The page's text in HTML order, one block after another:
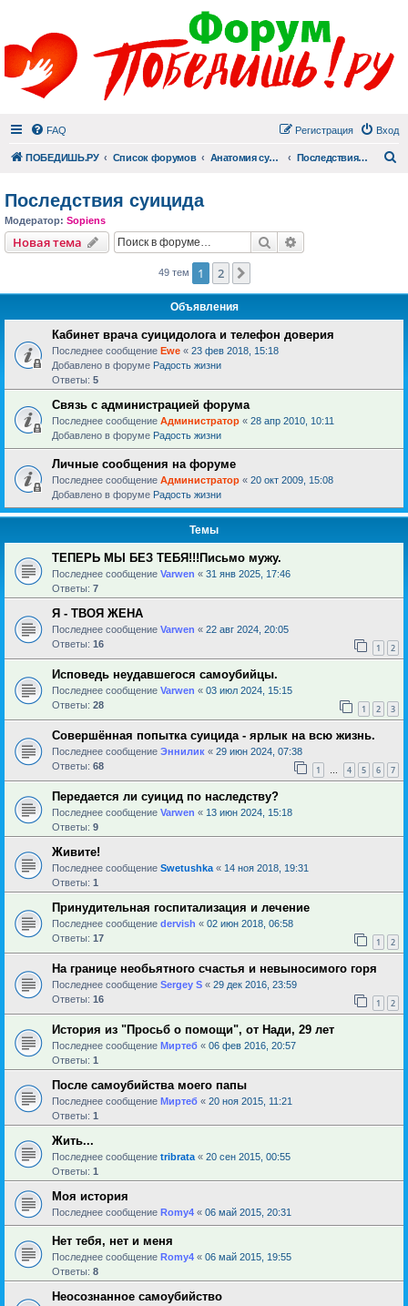
FAQ Вход
Регистрация
ПОБЕДИШЬ.РУ Список форумов Анатомия суицида Последствия суицида
Последствия суицида
Модератор: Sopiens
Новая тема Поиск
49 тем 1 2
Объявления
Кабинет врача суицидолога и телефон доверия
Последнее сообщение Ewe « 23 фев 2018, 15:18
Добавлено в форуме Радость жизни
Ответы: 5
Связь с администрацией форума
Последнее сообщение Администратор « 28 апр 2010, 10:11
Добавлено в форуме Радость жизни
Личные сообщения на форуме
Последнее сообщение Администратор « 20 окт 2009, 15:08
Добавлено в форуме Радость жизни
Темы
ТЕПЕРЬ МЫ БЕЗ ТЕБЯ!!!Письмо мужу.
Последнее сообщение Varwen « 31 янв 2025, 17:46
Ответы: 7
Я - ТВОЯ ЖЕНА
Последнее сообщение Varwen « 22 авг 2024, 20:05
Ответы: 16 1 2
Исповедь неудавшегося самоубийцы.
Последнее сообщение Varwen « 03 июл 2024, 15:15
Ответы: 28 1 2 3
Совершённая попытка суицида - ярлык на всю жизнь.
Последнее сообщение Эннилик « 29 июн 2024, 07:38
Ответы: 68 1 … 4 5 6 7
Передается ли суицид по наследству?
Последнее сообщение Varwen « 13 июн 2024, 15:18
Ответы: 9
Живите!
Последнее сообщение Swetushka « 14 ноя 2018, 19:31
Ответы: 1
Принудительная госпитализация и лечение
Последнее сообщение dervish « 02 июн 2018, 06:58
Ответы: 17 1 2
На границе необьятного счастья и невыносимого горя
Последнее сообщение Sergey S « 29 дек 2016, 23:59
Ответы: 16 1 2
История из "Просьб о помощи", от Нади, 29 лет
Последнее сообщение Миртеб « 06 фев 2016, 20:57
Ответы: 1
После самоубийства моего папы
Последнее сообщение Миртеб « 20 ноя 2015, 11:21
Ответы: 1
Жить...
Последнее сообщение tribrata « 20 сен 2015, 00:55
Ответы: 1
Моя история
Последнее сообщение Romy4 « 06 май 2015, 20:31
Нет тебя, нет и меня
Последнее сообщение Romy4 « 06 май 2015, 19:55
Ответы: 8
Неосознанное самоубийство